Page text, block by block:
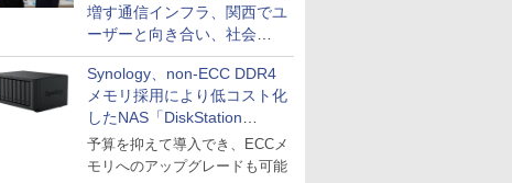
増す通信インフラ、関西でユ
ーザーと向き合い、社会
の“あたらしい”を起動し続け
る～オプテージ
Synology、non-ECC DDR4
メモリ採用により低コスト化
したNAS「DiskStation
neo+」シリーズ
予算を抑えて導入でき、ECCメ
モリへのアップグレードも可能